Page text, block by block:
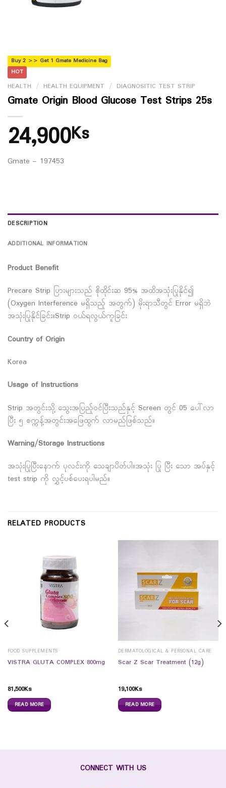
Buy 2 >> Get 1 Gmate Medicine Bag
HOT
HEALTH / HEALTH EQUIPMENT / DIAGNOSITIC TEST STRIP
Gmate Origin Blood Glucose Test Strips 25s
24,900Ks
Gmate – 197453
DESCRIPTION
ADDITIONAL INFORMATION
Product Benefit
Precare Strip ပြားများသည် စိုထိုင်းဆ 95% အထိအသုံးပြုနိုင်၍
(Oxygen Interference မရှိသည့် အတွက်) မိုးရာသီတွင် Error မရှိဘဲ
အသုံးပြုနိုင်ခြင်း။Strip ဝယ်ရလွယ်ကူခြင်း
Country of Origin
Korea
Usage of Instructions
Strip အတွင်းသို့ သွေးအပြည့်ဝင်ပြီးသည်နှင့် Screen တွင် 05 ပေါ်လာ
ပြီး ၅ စက္ကန့်အတွင်းအဖြေထွက် လာမည်ဖြစ်သည်။
Warning/Storage Instructions
အသုံးပြုပြီးနောက် ပုလင်းကို သေချာပိတ်ပါ။အသုံး ပြု ပြီး သော အပ်နှင့်
test strip ကို လွှင့်ပစ်ပေးရပါမည်။
RELATED PRODUCTS
FOOD SUPPLEMENTS
VISTRA GLUTA COMPLEX 800mg
81,500Ks
READ MORE
DERMATOLOGICAL & PERSONAL CARE
Scar Z Scar Treatment (12g)
19,100Ks
READ MORE
CONNECT WITH US